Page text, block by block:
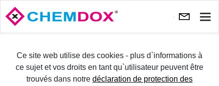
Ce site web utilise des cookies - plus d`informations à
ce sujet et vos droits en tant qu`utilisateur peuvent être
trouvés dans notre déclaration de protection des
ES­SAYER
CONNEC­TER